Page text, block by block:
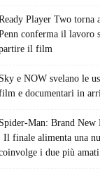
Player Two torna
conferma il lavoro
il film
Sky e NOW svelano le
e documentari in
Spider-Man: Brand New
| Il finale alimenta una
i due più amati